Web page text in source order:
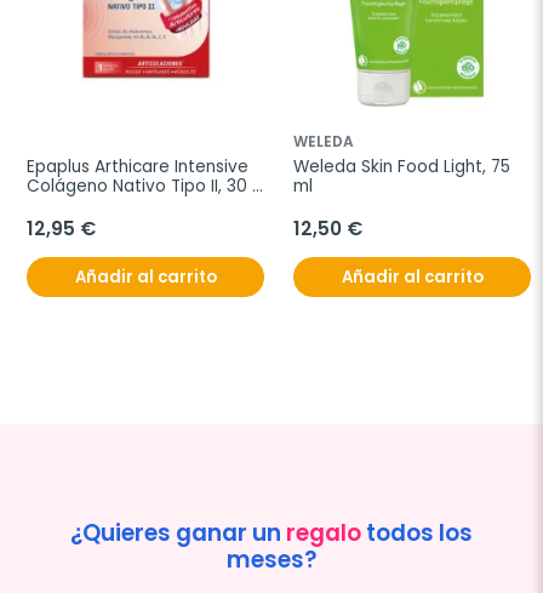
Epaplus Arthicare Intensive
Colágeno Nativo Tipo II, 30
12,95 €
Añadir al carrito
WELEDA
Weleda Skin Food Light, 75
ml
12,50 €
Añadir al carrito
¿Quieres ganar un regalotodos los
meses?